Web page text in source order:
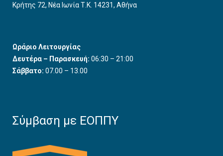
Κρήτης 72, Νέα Ιωνία Τ.Κ. 14231, Αθήνα
Ωράριο Λειτουργίας
Δευτέρα – Παρασκευή: 06:30 – 21:00
Σάββατο: 07.00 – 13.00
Σύμβαση με ΕΟΠΠΥ